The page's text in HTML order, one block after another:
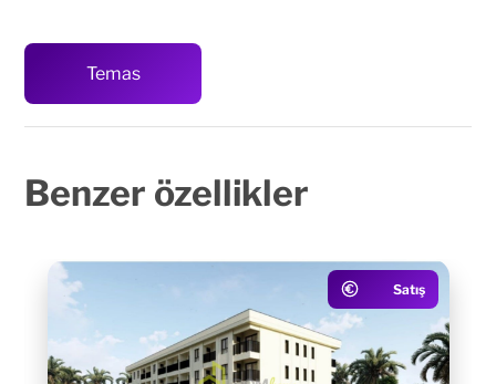
Temas
Benzer özellikler
Satış